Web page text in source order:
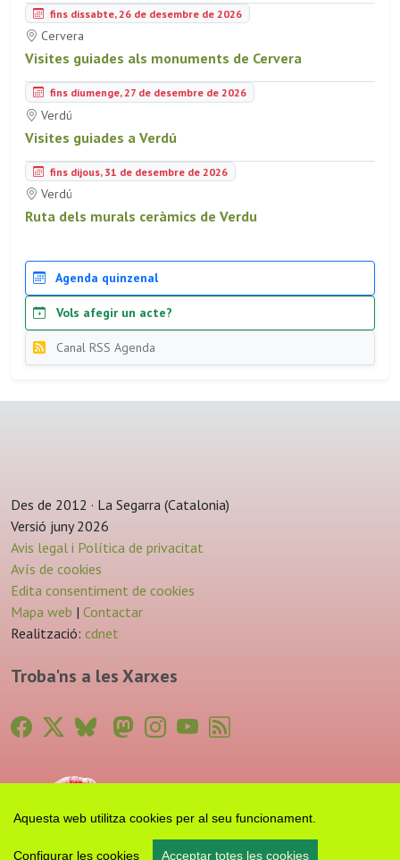
Aquesta web utilitza cookies per al seu funcionament.
Configurar les cookies Acceptar totes les cookies
fins dissabte, 26 de desembre de 2026
Cervera
Visites guiades als monuments de Cervera
fins diumenge, 27 de desembre de 2026
Verdú
Visites guiades a Verdú
fins dijous, 31 de desembre de 2026
Verdú
Ruta dels murals ceràmics de Verdu
Agenda quinzenal
Vols afegir un acte?
Canal RSS Agenda
Des de 2012 · La Segarra (Catalonia)
Versió juny 2026
Avis legal i Política de privacitat
Avís de cookies
Edita consentiment de cookies
Mapa web | Contactar
Realització: cdnet
Troba'ns a les Xarxes